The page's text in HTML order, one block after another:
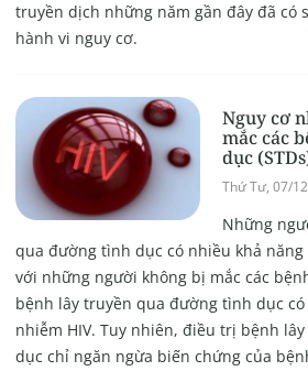
truyền dịch những năm gần đây đã có
hành vi nguy cơ.
Nguy cơ
mắc các
dục
Thứ Tư, 07/
Những
qua đường tình dục có nhiều khả
với những người không bị mắc các
bệnh lây truyền qua đường tình dục
nhiễm HIV. Tuy nhiên, điều trị bệnh
dục chỉ ngăn ngừa biến chứng của